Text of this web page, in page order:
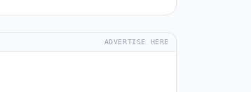
ADVERTISE HERE